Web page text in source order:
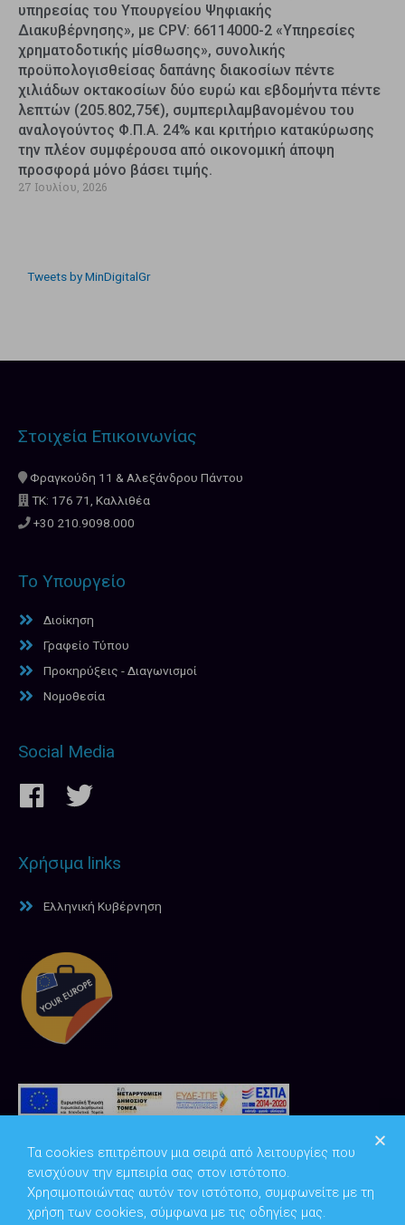
υπηρεσίας του Υπουργείου Ψηφιακής
Διακυβέρνησης», με CPV: 66114000-2 «Υπηρεσίες
χρηματοδοτικής μίσθωσης», συνολικής
προϋπολογισθείσας δαπάνης διακοσίων πέντε
χιλιάδων οκτακοσίων δύο ευρώ και εβδομήντα πέντε
λεπτών (205.802,75€), συμπεριλαμβανομένου του
αναλογούντος Φ.Π.Α. 24% και κριτήριο κατακύρωσης
την πλέον συμφέρουσα από οικονομική άποψη
προσφορά μόνο βάσει τιμής.
27 Ιουλίου, 2026
Tweets by MinDigitalGr
Στοιχεία Επικοινωνίας
Φραγκούδη 11 & Αλεξάνδρου Πάντου
ΤΚ: 176 71, Καλλιθέα
+30 210.9098.000
Το Υπουργείο
Διοίκηση
Γραφείο Τύπου
Προκηρύξεις - Διαγωνισμοί
Νομοθεσία
Social Media
Χρήσιμα links
Ελληνική Κυβέρνηση
Τα cookies επιτρέπουν μια σειρά από λειτουργίες που
ενισχύουν την εμπειρία σας στον ιστότοπο.
Χρησιμοποιώντας αυτόν τον ιστότοπο, συμφωνείτε με τη
χρήση των cookies, σύμφωνα με τις οδηγίες μας.